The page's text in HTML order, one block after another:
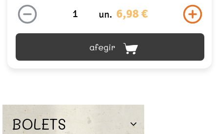
un. 6,98 €
afegir
BOLETS